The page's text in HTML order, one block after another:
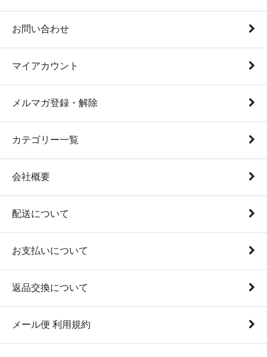
お問い合わせ
マイアカウント
メルマガ登録・解除
カテゴリー一覧
会社概要
配送について
お支払いについて
返品交換について
メール便 利用規約